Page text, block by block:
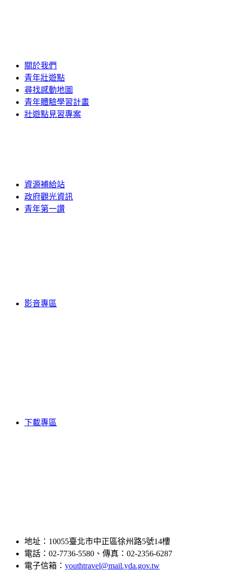
關於我們
青年壯遊點
尋找感動地圖
青年體驗學習計畫
壯遊點見習專案
資源補給站
政府觀光資訊
青年第一讚
影音專區
下載專區
地址：10055臺北市中正區徐州路5號14樓
電話：02-7736-5580、傳真：02-2356-6287
電子信箱： youthtravel@mail.yda.gov.tw